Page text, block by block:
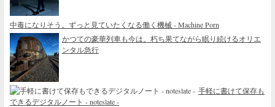
中毒になりそう。ずっと見ていたくなる働く機械 - Machine Porn
かつての豪華列車も今は。朽ち果てながら眠り続けるオリエ
ンタル急行
手軽に書けて保存も
できるデジタルノート - noteslate -